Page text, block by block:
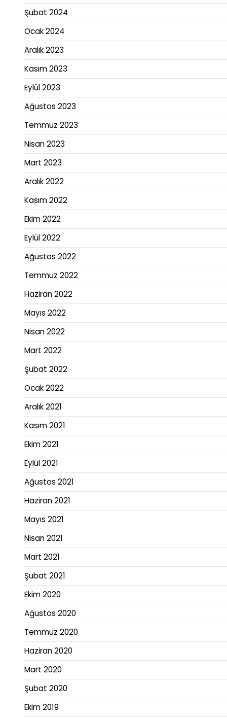
Şubat 2024
Ocak 2024
Aralık 2023
Kasım 2023
Eylül 2023
Ağustos 2023
Temmuz 2023
Nisan 2023
Mart 2023
Aralık 2022
Kasım 2022
Ekim 2022
Eylül 2022
Ağustos 2022
Temmuz 2022
Haziran 2022
Mayıs 2022
Nisan 2022
Mart 2022
Şubat 2022
Ocak 2022
Aralık 2021
Kasım 2021
Ekim 2021
Eylül 2021
Ağustos 2021
Haziran 2021
Mayıs 2021
Nisan 2021
Mart 2021
Şubat 2021
Ekim 2020
Ağustos 2020
Temmuz 2020
Haziran 2020
Mart 2020
Şubat 2020
Ekim 2019